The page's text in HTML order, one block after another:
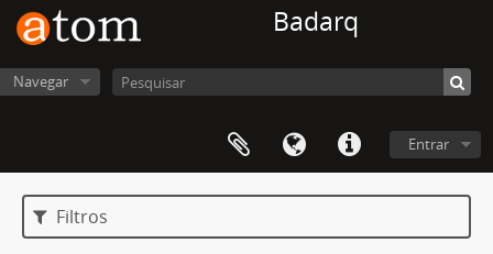
Badarq
Navegar
Entrar
Filtros